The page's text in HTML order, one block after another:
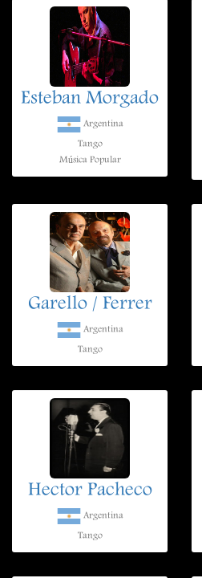
Esteban Morgado
Argentina
Tango
Música Popular
Garello / Ferrer
Argentina
Tango
Hector Pacheco
Argentina
Tango